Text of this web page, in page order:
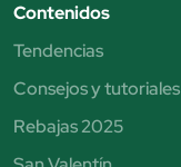
Contenidos
Tendencias
Consejos y tutoriales
Rebajas 2025